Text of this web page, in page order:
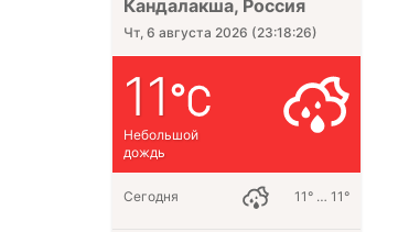
Кандалакша, Россия
Чт, 6 августа 2026 (23:18:27)
11
Небольшой
дождь
Сегодня 11° … 11°